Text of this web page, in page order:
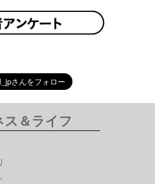
ス＆ライフ